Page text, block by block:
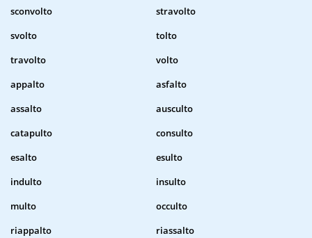
sconvolto
stravolto
svolto
tolto
travolto
volto
appalto
asfalto
assalto
ausculto
catapulto
consulto
esalto
esulto
indulto
insulto
multo
occulto
riappalto
riassalto